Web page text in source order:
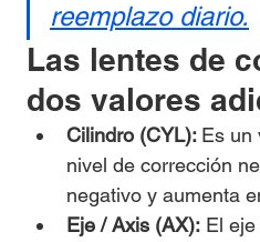
reemplazo diario.
Las lentes de
dos valores
Cilindro (CYL): Es un
nivel de corrección
negativo y aumenta
Eje / Axis (AX): El